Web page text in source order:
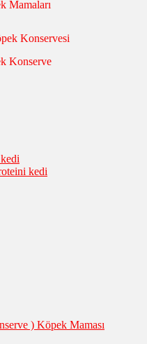
Mamaları
Konserve
kedi
) Köpek Maması